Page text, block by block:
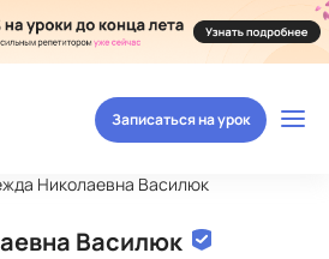
Записаться на урок
Николаевна Василюк
Василюк